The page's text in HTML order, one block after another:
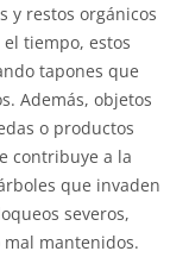
y restos orgánicos
tiempo, estos
tapones que
Además, objetos
o productos
contribuye a la
que invaden
severos,
mantenidos.